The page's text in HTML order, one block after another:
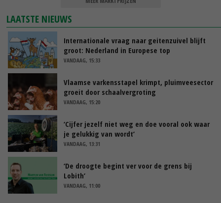
LAATSTE NIEUWS
Internationale vraag naar geitenzuivel blijft
groot: Nederland in Europese top
VANDAAG, 15:33
Vlaamse varkensstapel krimpt, pluimveesector
groeit door schaalvergroting
VANDAAG, 15:20
‘Cijfer jezelf niet weg en doe vooral ook waar
je gelukkig van wordt’
VANDAAG, 13:31
‘De droogte begint ver voor de grens bij
Lobith’
VANDAAG, 11:00